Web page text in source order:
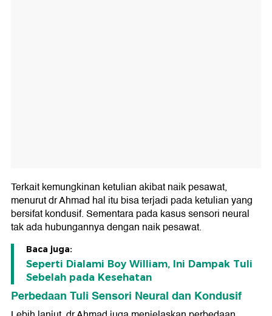
Terkait kemungkinan ketulian akibat naik pesawat,
menurut dr Ahmad hal itu bisa terjadi pada ketulian yang
bersifat kondusif. Sementara pada kasus sensori neural
tak ada hubungannya dengan naik pesawat.
Baca juga:
Seperti Dialami Boy William, Ini Dampak Tuli
Sebelah pada Kesehatan
Perbedaan Tuli Sensori Neural dan Kondusif